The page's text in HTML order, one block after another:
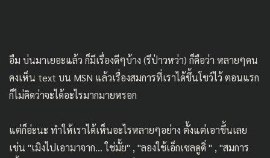
อืม บ่นมาเยอะแล้ว ก็มีเรื่องดีๆบ้าง (รึป่าวหว่า) ก็คือว่า หลายๆคน
คงเห็น text บน MSN แล้วเรื่องสมการที่เราได้ขึ้นโชว์ไว้ ตอนแรก
ก็ไม่คิดว่าจะได้อะไรมากมายหรอก
แต่ก็อ่ะนะ ทำให้เราได้เห็นอะไรหลายๆอย่าง ตั้งแต่เอาขึ้นเลย
เช่น "เมิงไปเอามาจาก… ใช่มั้ย" , "ลองใช้เอ็กเซลดูดิ่ " , "สมการ